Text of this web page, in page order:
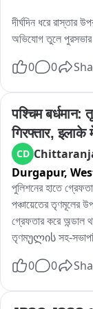
দীর্ঘদিন ধরে রাস্তার
অভিযোগ তুলে পুরসভার
হচ্ছে, বাড়ছে
এলাকার বিজেপি কর্মী
পুরসভায় স্মারকলিপি
উপর পড়ে থাকায় রাস্তা
নিকাশি ব্যবস্থা
ভারী ডাম্পার ও লরিতে
করেন তিনি।
বলেন, আইনি পথেই এই
অন্যদিকে আর এক
পরিস্থিতি চললেও
আশঙ্কা রয়েছে।
দ্রুত ব্যবস্থা নিয়ে
0 0
पश्चिम
गिरफ्तार,
CD
Durgapur,
পুলিশনের হাতে
পঞ্চায়েতের তৃণমূলের
গ্রেফতার করে অন্ডাল
তৃণমულის সহ-সভাপতি
বলেও পরিচিত ছিল এই
0 0